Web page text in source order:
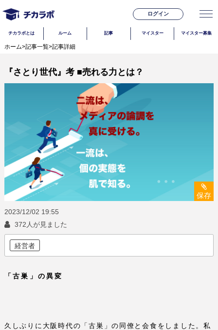
ログイン
チカラボとは ルーム 記事 マイスター マイスター募集
ホーム>記事一覧>記事詳細
『さとり世代』考 ■売れる力とは？
保存
2023/12/02 19:55
372人が見ました
経営者
「古巣」の異変
久しぶりに大阪時代の「古巣」の同僚と会食をしました。私